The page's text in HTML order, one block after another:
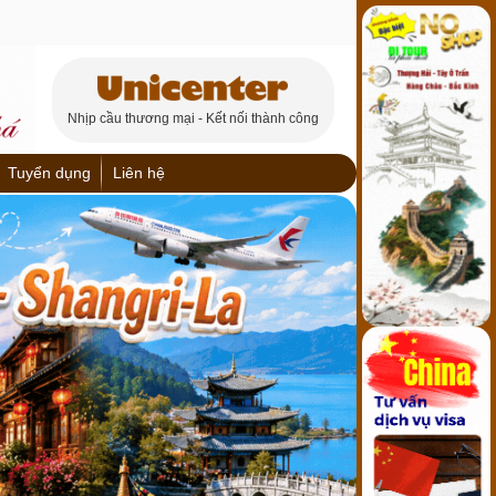
Nhịp cầu thương mại - Kết nối thành công
Khánh
Tuyển dụng Liên hệ